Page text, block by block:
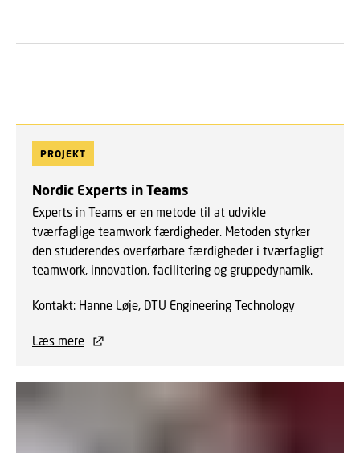
PROJEKT
Nordic Experts in Teams
Experts in Teams er en metode til at udvikle
tværfaglige teamwork færdigheder. Metoden styrker
den studerendes overførbare færdigheder i tværfagligt
teamwork, innovation, facilitering og gruppedynamik.
Kontakt: Hanne Løje, DTU Engineering Technology
Læs mere